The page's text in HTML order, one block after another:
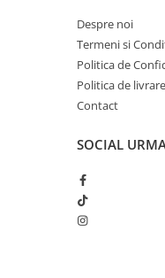
Despre noi
Termeni si
Politica de
Politica de livrare
Contact
SOCIAL